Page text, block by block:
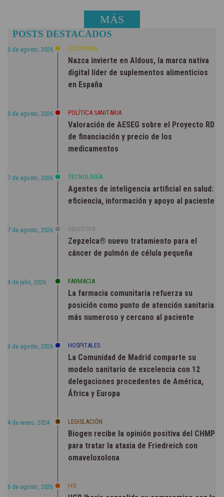
MÁS
NOTICIAS
POSTS DESTACADOS
5 de agosto, 2026 ECONOMÍA
Nazca invierte en Aldous, la marca nativa
digital líder de suplementos alimenticios
en España
5 de agosto, 2026 POLÍTICA SANITARIA
Valoración de AESEG sobre el Proyecto RD
de financiación y precio de los
medicamentos
7 de agosto, 2026 TECNOLOGÍA
Agentes de inteligencia artificial en salud:
eficiencia, información y apoyo al paciente
7 de agosto, 2026 INDUSTRIA
Zepzelca® nuevo tratamiento para el
cáncer de pulmón de célula pequeña
4 de julio, 2026 FARMACIA
La farmacia comunitaria refuerza su
posición como punto de atención sanitaria
más numeroso y cercano al paciente
3 de agosto, 2026 HOSPITALES
La Comunidad de Madrid comparte su
modelo sanitario de excelencia con 12
delegaciones procedentes de América,
África y Europa
4 de enero, 2024 LEGISLACIÓN
Biogen recibe la opinión positiva del CHMP
para tratar la ataxia de Friedreich con
omaveloxolona
6 de agosto, 2026 I+D